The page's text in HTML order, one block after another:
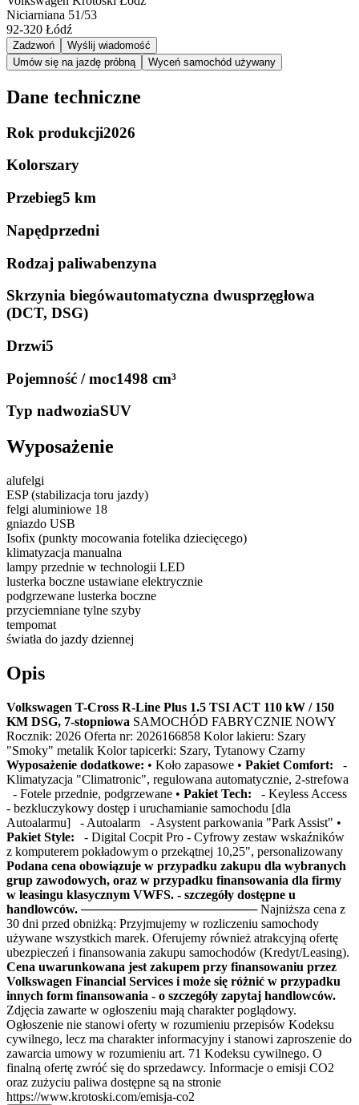
Niciarniana 51/53
92-320 Łódź
Zadzwoń
Wyślij wiadomość
Umów się na jazdę próbną
Wyceń samochód używany
Dane techniczne
Rok produkcji2026
Kolorszary
Przebieg5 km
Napędprzedni
Rodzaj paliwabenzyna
Skrzynia biegówautomatyczna dwusprzęgłowa
(DCT, DSG)
Drzwi5
Pojemność / moc1498 cm³
Typ nadwoziaSUV
Wyposażenie
alufelgi
ESP (stabilizacja toru jazdy)
felgi aluminiowe 18
gniazdo USB
Isofix (punkty mocowania fotelika dziecięcego)
klimatyzacja manualna
lampy przednie w technologii LED
lusterka boczne ustawiane elektrycznie
podgrzewane lusterka boczne
przyciemniane tylne szyby
tempomat
światła do jazdy dziennej
Opis
Volkswagen T-Cross R-Line Plus 1.5 TSI ACT 110 kW / 150
KM DSG, 7-stopniowa SAMOCHÓD FABRYCZNIE NOWY
Rocznik: 2026 Oferta nr: 2026166858 Kolor lakieru: Szary
"Smoky" metalik Kolor tapicerki: Szary, Tytanowy Czarny
Wyposażenie dodatkowe: • Koło zapasowe • Pakiet Comfort: -
Klimatyzacja "Climatronic", regulowana automatycznie, 2-strefowa
- Fotele przednie, podgrzewane • Pakiet Tech: - Keyless Access
- bezkluczykowy dostęp i uruchamianie samochodu [dla
Autoalarmu] - Autoalarm - Asystent parkowania "Park Assist" •
Pakiet Style: - Digital Cocpit Pro - Cyfrowy zestaw wskaźników
z komputerem pokładowym o przekątnej 10,25", personalizowany
Podana cena obowiązuje w przypadku zakupu dla wybranych
grup zawodowych, oraz w przypadku finansowania dla firmy
w leasingu klasycznym VWFS. - szczegóły dostępne u
handlowców. ──────────────────── Najniższa cena z
30 dni przed obniżką: Przyjmujemy w rozliczeniu samochody
używane wszystkich marek. Oferujemy również atrakcyjną ofertę
ubezpieczeń i finansowania zakupu samochodów (Kredyt/Leasing).
Cena uwarunkowana jest zakupem przy finansowaniu przez
Volkswagen Financial Services i może się różnić w przypadku
innych form finansowania - o szczegóły zapytaj handlowców.
Zdjęcia zawarte w ogłoszeniu mają charakter poglądowy.
Ogłoszenie nie stanowi oferty w rozumieniu przepisów Kodeksu
cywilnego, lecz ma charakter informacyjny i stanowi zaproszenie do
zawarcia umowy w rozumieniu art. 71 Kodeksu cywilnego. O
finalną ofertę zwróć się do sprzedawcy. Informacje o emisji CO2
oraz zużyciu paliwa dostępne są na stronie
https://www.krotoski.com/emisja-co2